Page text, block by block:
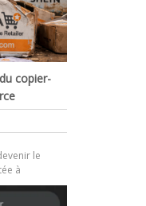
copier-
le
à